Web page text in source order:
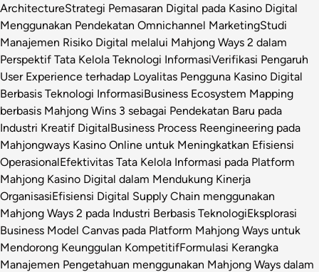
ArchitectureStrategi Pemasaran Digital pada Kasino Digital
Menggunakan Pendekatan Omnichannel MarketingStudi
Manajemen Risiko Digital melalui Mahjong Ways 2 dalam
Perspektif Tata Kelola Teknologi InformasiVerifikasi Pengaruh
User Experience terhadap Loyalitas Pengguna Kasino Digital
Berbasis Teknologi InformasiBusiness Ecosystem Mapping
berbasis Mahjong Wins 3 sebagai Pendekatan Baru pada
Industri Kreatif DigitalBusiness Process Reengineering pada
Mahjongways Kasino Online untuk Meningkatkan Efisiensi
OperasionalEfektivitas Tata Kelola Informasi pada Platform
Mahjong Kasino Digital dalam Mendukung Kinerja
OrganisasiEfisiensi Digital Supply Chain menggunakan
Mahjong Ways 2 pada Industri Berbasis TeknologiEksplorasi
Business Model Canvas pada Platform Mahjong Ways untuk
Mendorong Keunggulan KompetitifFormulasi Kerangka
Manajemen Pengetahuan menggunakan Mahjong Ways dalam